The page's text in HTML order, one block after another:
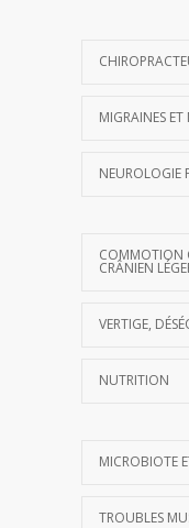
MIGRAINES
NEUROLOGIE
COMMOTION
CRÂNIEN
VERTIGE,
NUTRITION
MICROBIOTE
TROUBLES